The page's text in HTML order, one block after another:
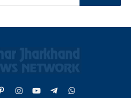
PinterestInstagram
YouTubeTelegramWhatsApp